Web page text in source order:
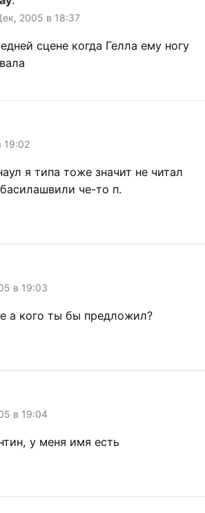
2005 в 18:37
сцене когда Гелла ему ногу
19:02
я типа тоже значит не читал
че-то п.
в 19:03
а кого ты бы предложил?
в 19:04
у меня имя есть